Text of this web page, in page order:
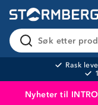
Søk etter
Rask
Nyheter til